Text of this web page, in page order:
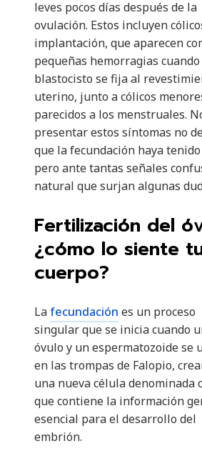
leves pocos días después de la
ovulación. Estos incluyen
implantación, que aparecen
pequeñas hemorragias
blastocisto se fija al
uterino, junto a cólicos
parecidos a los menstruales.
presentar estos síntomas no
que la fecundación haya
pero ante tantas señales
natural que surjan algunas
Fertilización del
¿cómo lo siente
cuerpo?
La fecundación es un proceso
singular que se inicia cuando
óvulo y un espermatozoide se
en las trompas de Falopio,
una nueva célula denominada
que contiene la información
esencial para el desarrollo del
embrión.